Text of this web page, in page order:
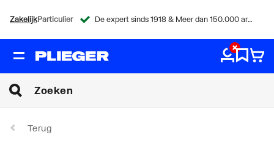
ZakelijkParticulier De expert sinds 1918 & Meer dan 150.000 artikelen
Terug